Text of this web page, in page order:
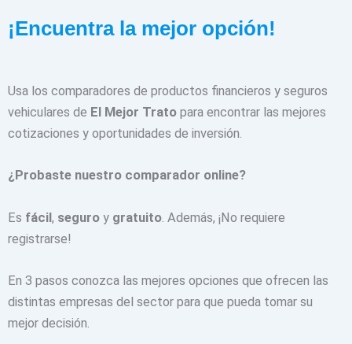
¡Encuentra la mejor opción!
Usa los comparadores de productos financieros y seguros
vehiculares de El Mejor Trato para encontrar las mejores
cotizaciones y oportunidades de inversión.
¿Probaste nuestro comparador online?
Es fácil, seguro y gratuito . Además, ¡No requiere
registrarse!
En 3 pasos conozca las mejores opciones que ofrecen las
distintas empresas del sector para que pueda tomar su
mejor decisión.